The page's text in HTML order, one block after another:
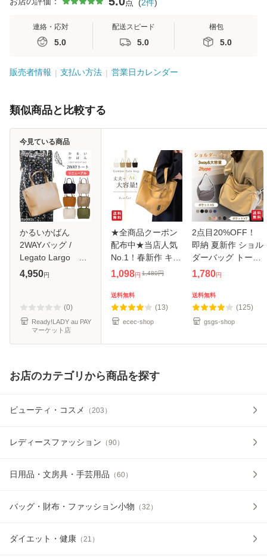
点 (2件)
連絡・応対
5.0
配送スピード
5.0
梱包
5.0
販売者情報 支払い方法 営業日カレンダー
類似商品と比較する
かるいかばん
2WAYバッグ /
Legato Largo レ
ディース 通勤 通学
ゴ LH-P0002Z
4,950円
(0)
Ready!LADY au PAY
マーケット店
今見ている商品
★全商品クーポン
配布中★当店人気
No.1！春新作 キャ
ンバストートバッ
けバッグ かばん カ
バン チャック付き
手提げか
1,098円 1,480円
送料無料
(13)
ecec-shop
2点目20%OFF！
即納 夏新作 ショル
ダーバッグ トート
バッグ 2type 鞄 レ
がけ 肩掛け 大容量
ファッション 通勤
通学
1,780円
送料無料
(125)
gsgs-shop
お店のカテゴリから商品を探す
ビューティ・コスメ （203 ）
レディースファッション （90）
日用品・文房具・手芸用品 （60）
バッグ・財布・ファッション小物 （32 ）
ダイエット・健康 （21 ）